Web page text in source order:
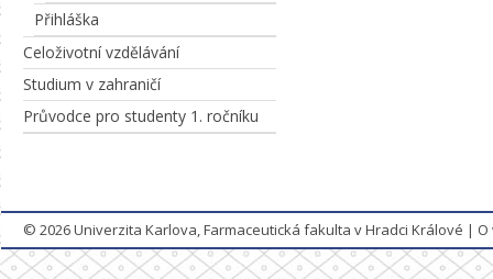
Přihláška
Celoživotní vzdělávání
Studium v zahraničí
Průvodce pro studenty 1. ročníku
© 2026Univerzita Karlova, Farmaceutická fakulta v Hradci Králové |